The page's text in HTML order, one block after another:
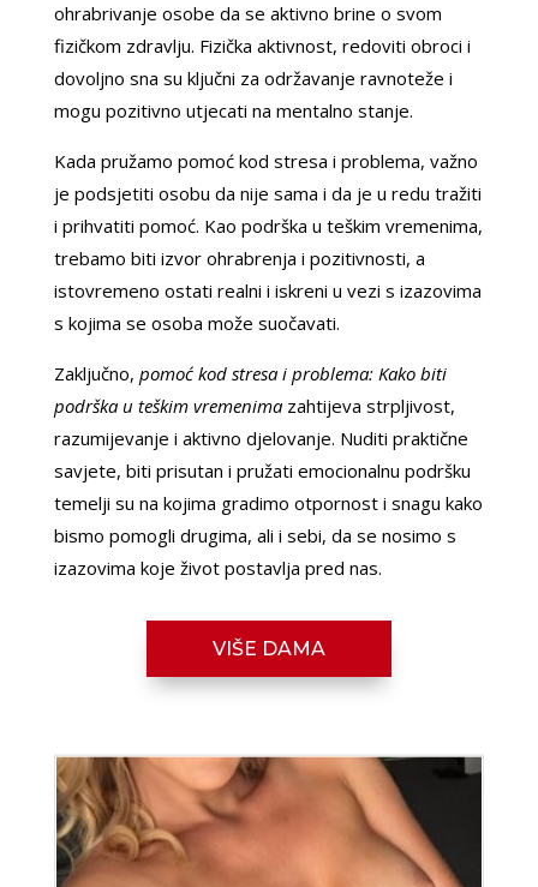
ohrabrivanje osobe da se aktivno brine o svom
fizičkom zdravlju. Fizička aktivnost, redoviti obroci i
dovoljno sna su ključni za održavanje ravnoteže i
mogu pozitivno utjecati na mentalno stanje.
Kada pružamo pomoć kod stresa i problema, važno
je podsjetiti osobu da nije sama i da je u redu tražiti
i prihvatiti pomoć. Kao podrška u teškim vremenima,
trebamo biti izvor ohrabrenja i pozitivnosti, a
istovremeno ostati realni i iskreni u vezi s izazovima
s kojima se osoba može suočavati.
Zaključno, pomoć kod stresa i problema: Kako biti
podrška u teškim vremenimazahtijeva strpljivost,
razumijevanje i aktivno djelovanje. Nuditi praktične
savjete, biti prisutan i pružati emocionalnu podršku
temelji su na kojima gradimo otpornost i snagu kako
bismo pomogli drugima, ali i sebi, da se nosimo s
izazovima koje život postavlja pred nas.
VIŠE DAMA
LUCIJA /Kod #136
TRAŽIM:brak, veza, ljubav, avantura, seks
Broj: 064/677-677